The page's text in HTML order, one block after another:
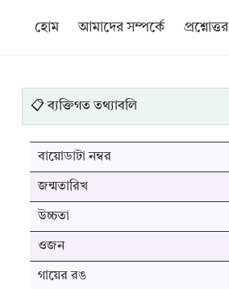
হোম আমাদের সম্পর্কে প্রশ্নোত্তর
📋 ব্যক্তিগত তথ্যাবলি
বায়োডাটা নম্বর
জন্মতারিখ
উচ্চতা
ওজন
গায়ের রঙ